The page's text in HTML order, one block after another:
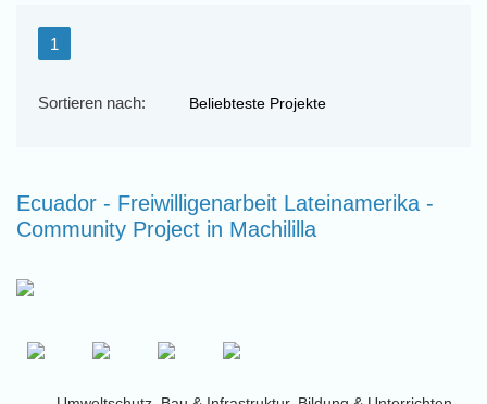
1
Sortieren nach:
Ecuador - Freiwilligenarbeit Lateinamerika -
Community Project in Machililla